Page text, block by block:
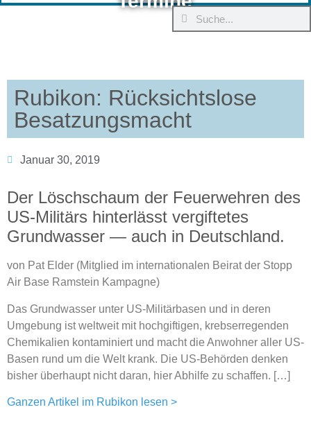
Rubikon: Rücksichtslose
Besatzungsmacht
Januar 30, 2019
Der Löschschaum der Feuerwehren des
US-Militärs hinterlässt vergiftetes
Grundwasser — auch in Deutschland.
von Pat Elder (Mitglied im internationalen Beirat der Stopp
Air Base Ramstein Kampagne)
Das Grundwasser unter US-Militärbasen und in deren
Umgebung ist weltweit mit hochgiftigen, krebserregenden
Chemikalien kontaminiert und macht die Anwohner aller US-
Basen rund um die Welt krank. Die US-Behörden denken
bisher überhaupt nicht daran, hier Abhilfe zu schaffen. […]
Ganzen Artikel im Rubikon lesen >